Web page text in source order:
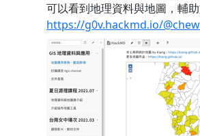
可以看到地理資料與地圖，輔
https://g0v.hackmd.io/